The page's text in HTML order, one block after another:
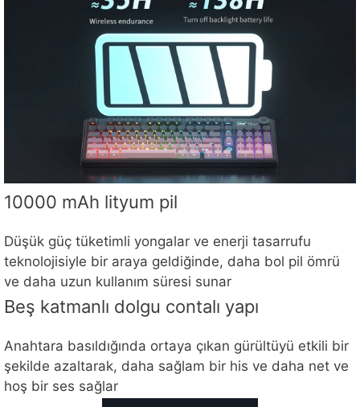
10000 mAh lityum pil
Düşük güç tüketimli yongalar ve enerji tasarrufu
teknolojisiyle bir araya geldiğinde, daha bol pil ömrü
ve daha uzun kullanım süresi sunar
Beş katmanlı dolgu contalı yapı
Anahtara basıldığında ortaya çıkan gürültüyü etkili bir
şekilde azaltarak, daha sağlam bir his ve daha net ve
hoş bir ses sağlar